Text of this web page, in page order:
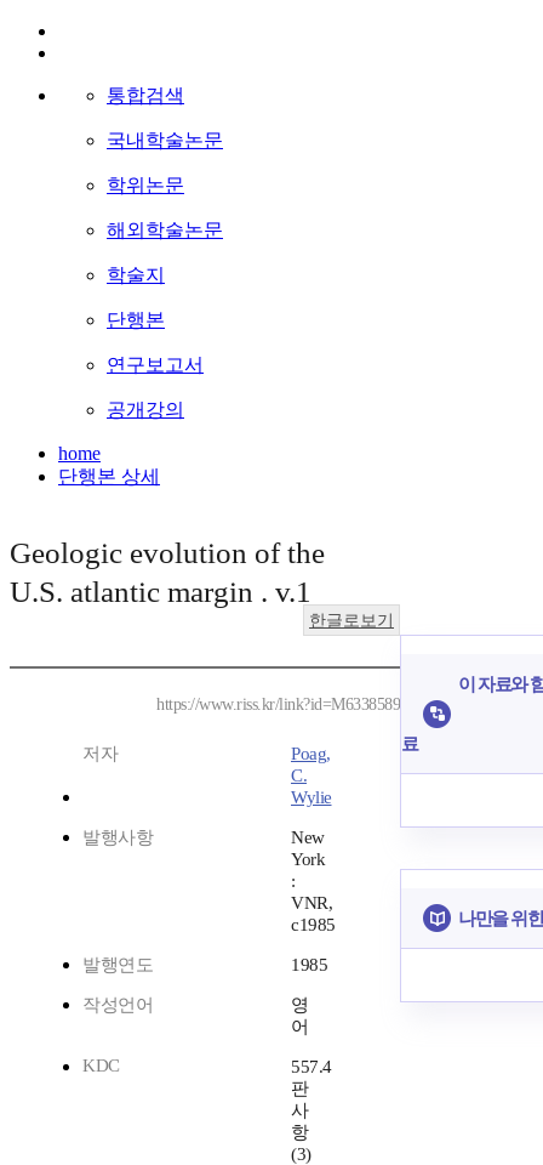
통합검색
국내학술논문
학위논문
해외학술논문
학술지
단행본
연구보고서
공개강의
home
단행본 상세
Geologic evolution of the
U.S. atlantic margin . v.1
한글로보기
https://www.riss.kr/link?id=M6338589
저자
Poag,
C.
Wylie
발행사항
New
York
:
VNR,
c1985
발행연도 1985
작성언어
영
어
KDC
557.4
판
사
항
(3)
이 자료와
료
나만을 위